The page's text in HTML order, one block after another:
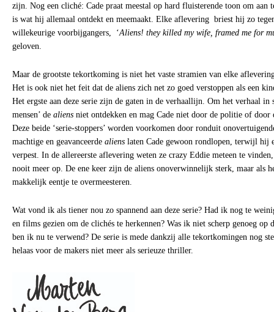
zijn. Nog een cliché: Cade praat meestal op hard fluisterende toon om aan
is wat hij allemaal ontdekt en meemaakt. Elke aflevering briest hij zo
willekeurige voorbijgangers, ‘Aliens! they killed my wife, framed me for
geloven.
Maar de grootste tekortkoming is niet het vaste stramien van elke
Het is ook niet het feit dat de aliens zich net zo goed verstoppen als een
Het ergste aan deze serie zijn de gaten in de verhaallijn. Om het verhaal in
mensen’ de aliens niet ontdekken en mag Cade niet door de politie of door
Deze beide ‘serie-stoppers’ worden voorkomen door ronduit
machtige en geavanceerde aliens laten Cade gewoon rondlopen, terwijl hij
verpest. In de allereerste aflevering weten ze crazy Eddie meteen te
nooit meer op. De ene keer zijn de aliens onoverwinnelijk sterk, maar als
makkelijk eentje te overmeesteren.
Wat vond ik als tiener nou zo spannend aan deze serie? Had ik nog te
en films gezien om de clichés te herkennen? Was ik niet scherp genoeg op
ben ik nu te verwend? De serie is mede dankzij alle tekortkomingen nog
helaas voor de makers niet meer als serieuze thriller.